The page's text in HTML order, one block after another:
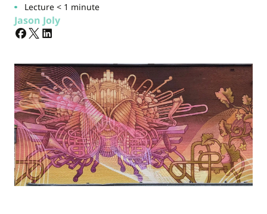
Lecture < 1 minute
Jason Joly